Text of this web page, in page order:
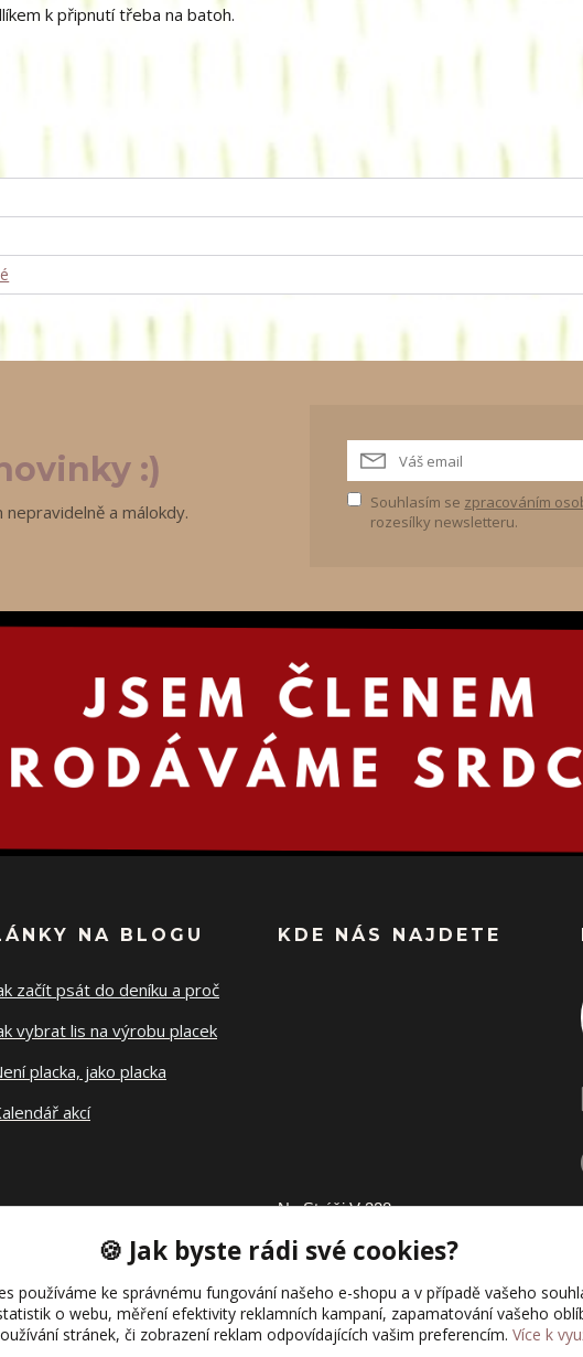
k připnutí třeba na batoh.
:)
a málokdy. Souhlasím se zpracováním
rozesílky newsletteru.
NA BLOGU
začít psát do deníku a proč
vybrat lis na výrobu placek
placka, jako placka
akcí
KDE NÁS NAJDETE
Na Stráži V 328
27302 Tuchlovice
🍪 Jak byste rádi své cookies?
používáme ke správnému fungování našeho e-shopu a v případě vašeho
o webu, měření efektivity reklamních kampaní, zapamatování vašeho
stránek, či zobrazení reklam odpovídajících vašim preferencím. Více k